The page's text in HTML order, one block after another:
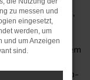
Wahl für jeden,
maximaler
Sie von einem
einem
Motor und
sich an Ihre Top-
zu messen und
eingesetzt,
werden, um
und um Anzeigen
sind.